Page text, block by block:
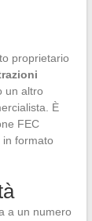
proprietario
un altro
È
FEC
in formato
a un numero